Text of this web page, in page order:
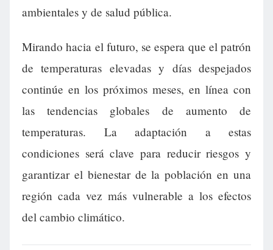
ambientales y de salud pública.
Mirando hacia el futuro, se espera que el patrón
de temperaturas elevadas y días despejados
continúe en los próximos meses, en línea con
las tendencias globales de aumento de
temperaturas. La adaptación a estas
condiciones será clave para reducir riesgos y
garantizar el bienestar de la población en una
región cada vez más vulnerable a los efectos
del cambio climático.